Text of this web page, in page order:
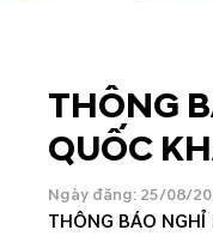
THÔNG
QUỐC
Ngày đăng: 25/08/
THÔNG BÁO